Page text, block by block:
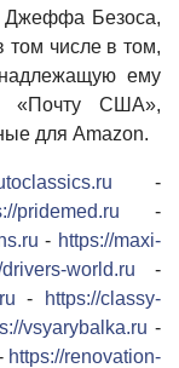
Джеффа Безоса,
том числе в том,
ему
«Почту США»,
для Amazon.
-
pridemed.ru -
- https://maxi-
drivers-world.ru -
-
https://classy-
vsyarybalka.ru -
https://renovation-